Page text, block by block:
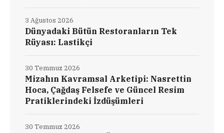
Dünyadaki Bütün Restoranların Tek
Rüyası: Lastikçi
3 Ağustos 2026
Mizahın Kavramsal Arketipi: Nasrettin
Hoca, Çağdaş Felsefe ve Güncel Resim
Pratiklerindeki İzdüşümleri
30 Temmuz 2026
30 Temmuz 2026